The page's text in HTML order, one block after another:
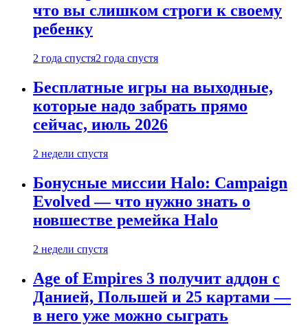
что вы слишком строги к своему
ребенку
2 года спустя2 года спустя
Бесплатные игры на выходные,
которые надо забрать прямо
сейчас, июль 2026
2 недели спустя
Бонусные миссии Halo: Campaign
Evolved — что нужно знать о
новшестве ремейка Halo
2 недели спустя
Age of Empires 3 получит аддон с
Данией, Польшей и 25 картами —
в него уже можно сыграть